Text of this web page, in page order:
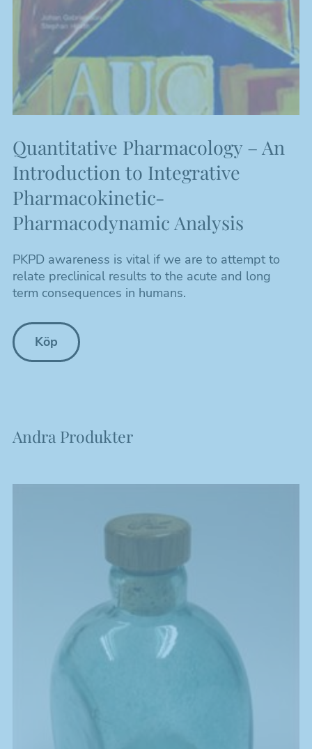
Quantitative Pharmacology – An
Introduction to Integrative
Pharmacokinetic-
Pharmacodynamic Analysis
PKPD awareness is vital if we are to attempt to
relate preclinical results to the acute and long
term consequences in humans.
Köp
Andra Produkter